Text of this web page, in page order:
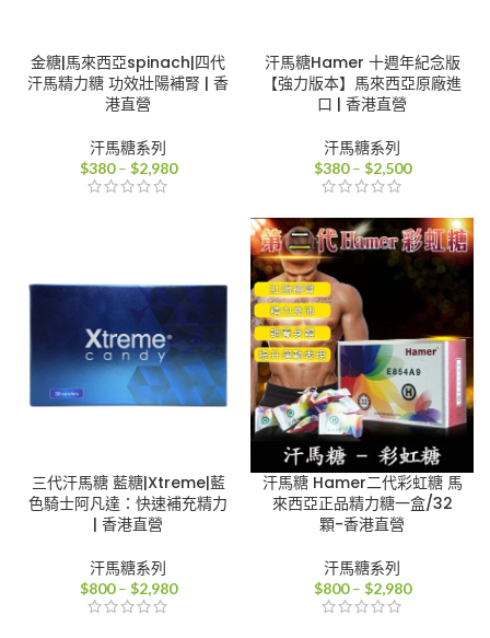
金糖|馬來西亞spinach|四代
汗馬精力糖 功效壯陽補腎 | 香
港直營
汗馬糖系列
$380 – $2,980價
$2,980
汗馬糖Hamer 十週年紀念版
【強力版本】馬來西亞原廠進
口 | 香港直營
汗馬糖系列
$380 – $2,500價
圍：
$380
到
$2,500
三代汗馬糖 藍糖|Xtreme|藍
色騎士阿凡達：快速補充精力
| 香港直營
汗馬糖系列
$800 – $2,980價
汗馬糖 Hamer二代彩虹糖 馬
來西亞正品精力糖一盒/32
顆-香港直營
汗馬糖系列
$800 – $2,980價